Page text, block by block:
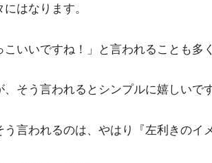
はなります。
いいですね！」と言われることも多く
、そう言われるとシンプルに嬉しいで
言われるのは、やはり『左利きのイ